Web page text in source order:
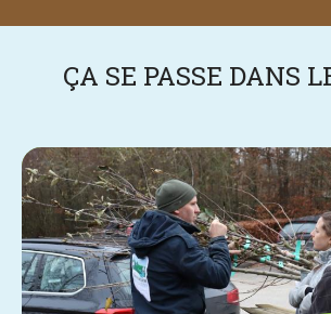
ÇA SE PASSE DANS